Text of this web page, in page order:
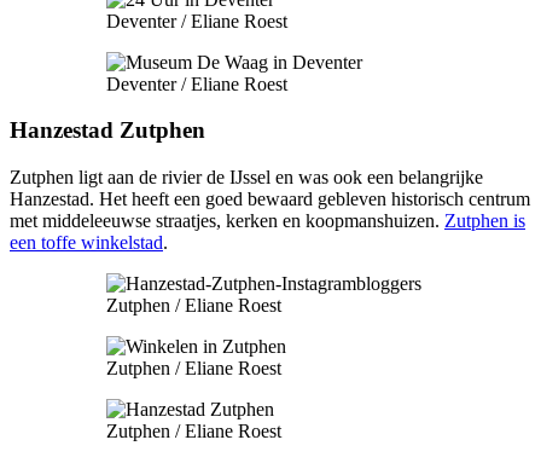
Deventer / Eliane Roest
Deventer / Eliane Roest
Hanzestad Zutphen
Zutphen ligt aan de rivier de IJssel en was ook een belangrijke
Hanzestad. Het heeft een goed bewaard gebleven historisch centrum
met middeleeuwse straatjes, kerken en koopmanshuizen. Zutphen is
een toffe winkelstad.
Zutphen / Eliane Roest
Zutphen / Eliane Roest
Zutphen / Eliane Roest